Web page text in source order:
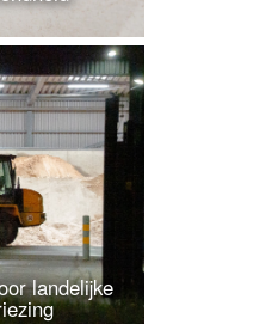
landelijke